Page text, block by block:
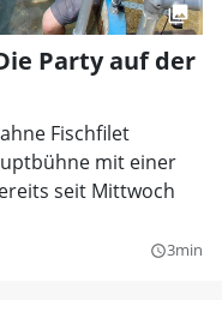
Party auf der
Fischfilet
mit einer
seit Mittwoch
query_builder3min